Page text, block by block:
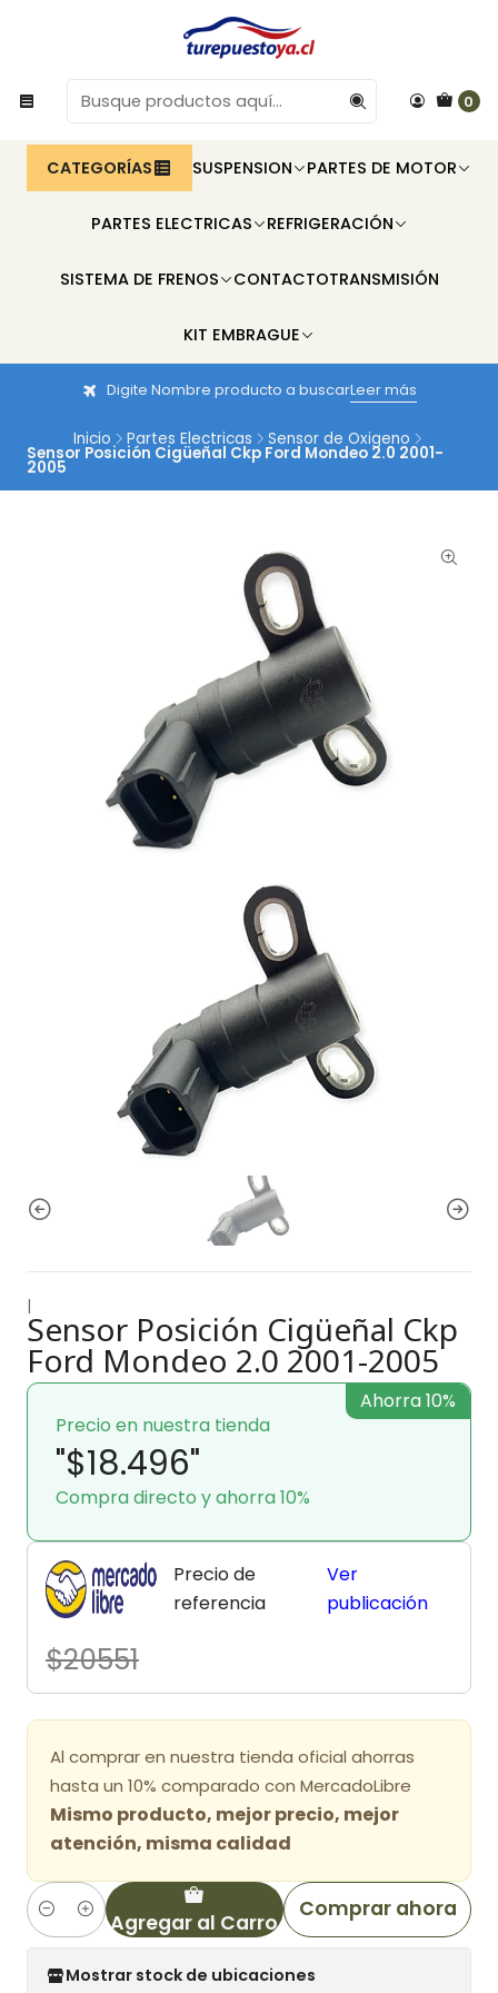
0
CATEGORÍAS SUSPENSION PARTES DE MOTOR
PARTES ELECTRICAS REFRIGERACIÓN
SISTEMA DE FRENOS CONTACTOTRANSMISIÓN
KIT EMBRAGUE
Digite Nombre producto a buscarLeer más
Inicio Partes Electricas Sensor de Oxigeno
Sensor Posición Cigüeñal Ckp Ford Mondeo 2.0 2001-
2005
|
Sensor Posición Cigüeñal Ckp
Ford Mondeo 2.0 2001-2005
Precio en nuestra tienda
"$18.496"
Compra directo y ahorra 10%
Ahorra 10%
Precio de
referencia
$20551
Ver
publicación
Al comprar en nuestra tienda oficial ahorras
hasta un 10% comparado con MercadoLibre
Mismo producto, mejor precio, mejor
atención, misma calidad
Cantidad Agregar al Carro
Comprar ahora
Mostrar stock de ubicaciones